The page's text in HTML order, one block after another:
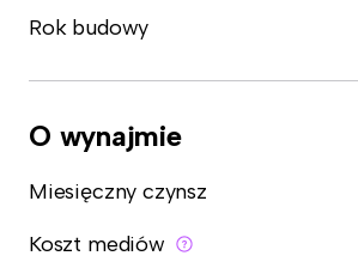
Rok budowy
O wynajmie
Miesięczny czynsz
Koszt mediów